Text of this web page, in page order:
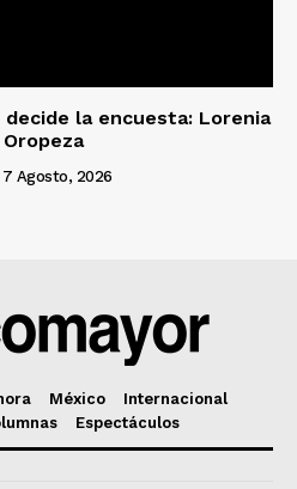
la encuesta: Lorenia
7 Agosto, 2026
México
Internacional
Espectáculos